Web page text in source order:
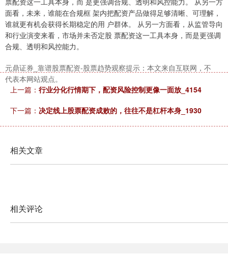
面看，未来，谁能在合规框 架内把配资产品做得足够清晰、可理解，
谁就更有机会获得长期稳定的用 户群体。 从另一方面看，从监管导向
和行业演变来看，市场并未否定股 票配资这一工具本身，而是更强调
合规、透明和风控能力。
元鼎证券_靠谱股票配资-股票趋势观察提示：本文来自互联网，不
代表本网站观点。
上一篇： 行业分化行情期下，配资风险控制更像一面放_4154
下一篇： 决定线上股票配资成败的，往往不是杠杆本身_1930
相关文章
相关评论